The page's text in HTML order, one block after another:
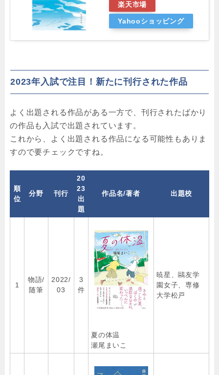
楽天市場
Yahooショッピング
2023年入試で注目！新たに刊行された作品
よく出題される作品がある一方で、刊行されたばかり
の作品も入試で出題されています。
これから、よく出題される作品になる可能性もありま
すので要チェックですね。
順
位
分野 刊行
20
23
出
題
作品名/著者 出題校
1
物語/
随筆
2022/
03
3
件
夏の体温
瀬尾まいこ
暁星、鷗友学
園女子、専修
大学松戸